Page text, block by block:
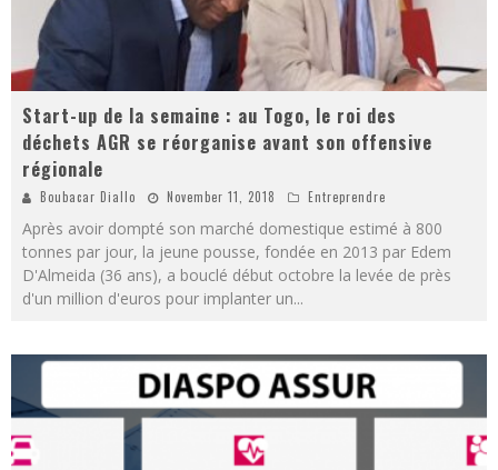
Start-up de la semaine : au Togo, le roi des
déchets AGR se réorganise avant son offensive
régionale
Boubacar Diallo November 11, 2018 Entreprendre
Après avoir dompté son marché domestique estimé à 800
tonnes par jour, la jeune pousse, fondée en 2013 par Edem
D'Almeida (36 ans), a bouclé début octobre la levée de près
d'un million d'euros pour implanter un...